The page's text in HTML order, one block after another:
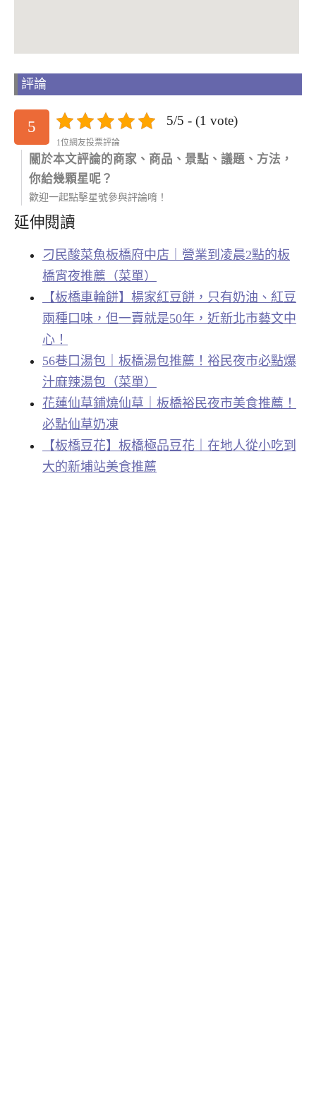
評論
5 5/5 - (1 vote)
1位網友投票評論
關於本文評論的商家、商品、景點、議題、方法，
你給幾顆星呢？
歡迎一起點擊星號參與評論唷！
延伸閱讀
刁民酸菜魚板橋府中店｜營業到凌晨2點的板
橋宵夜推薦（菜單）
【板橋車輪餅】楊家紅豆餅，只有奶油、紅豆
兩種口味，但一賣就是50年，近新北市藝文中
心！
56巷口湯包｜板橋湯包推薦！裕民夜市必點爆
汁麻辣湯包（菜單）
花蓮仙草鋪燒仙草｜板橋裕民夜市美食推薦！
必點仙草奶凍
【板橋豆花】板橋極品豆花｜在地人從小吃到
大的新埔站美食推薦